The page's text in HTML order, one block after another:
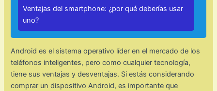
Ventajas del smartphone: ¿por qué deberías usar
uno?
Android es el sistema operativo líder en el mercado de los
teléfonos inteligentes, pero como cualquier tecnología,
tiene sus ventajas y desventajas. Si estás considerando
comprar un dispositivo Android, es importante que